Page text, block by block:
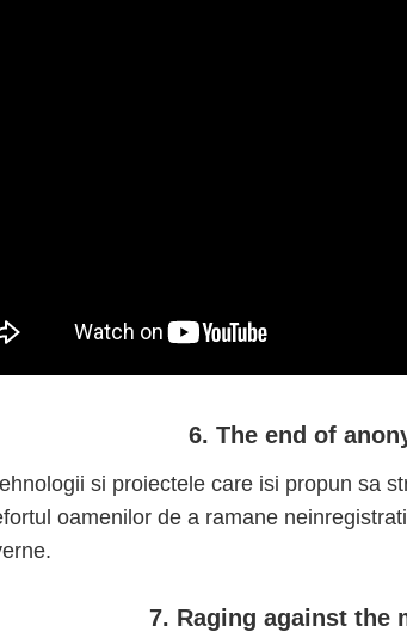
6. The end of
si proiectele care isi propun sa
oamenilor de a ramane
7. Raging against the